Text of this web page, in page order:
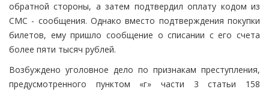
обратной стороны, а затем подтвердил оплату кодом из
СМС - сообщения. Однако вместо подтверждения покупки
билетов, ему пришло сообщение о списании с его счета
более пяти тысяч рублей.
Возбуждено уголовное дело по признакам преступления,
предусмотренного пунктом «г» части 3 статьи 158